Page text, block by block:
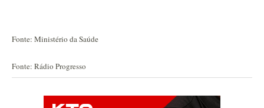
Fonte: Ministério da Saúde
Fonte: Rádio Progresso